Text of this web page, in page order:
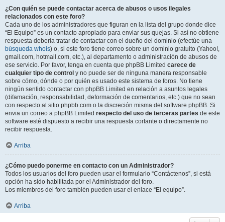
¿Con quién se puede contactar acerca de abusos o usos ilegales
relacionados con este foro?
Cada uno de los administradores que figuran en la lista del grupo donde dice
“El Equipo” es un contacto apropiado para enviar sus quejas. Si así no obtiene
respuesta debería tratar de contactar con el dueño del dominio (efectúe una
búsqueda whois) o, si este foro tiene correo sobre un dominio gratuito (Yahoo!,
gmail.com, hotmail.com, etc.), al departamento o administración de abusos de
ese servicio. Por favor, tenga en cuenta que phpBB Limited carece de
cualquier tipo de control y no puede ser de ninguna manera responsable
sobre cómo, dónde o por quién es usado este sistema de foros. No tiene
ningún sentido contactar con phpBB Limited en relación a asuntos legales
(difamación, responsabilidad, deformación de comentarios, etc.) que no sean
con respecto al sitio phpbb.com o la discreción misma del software phpBB. Si
envia un correo a phpBB Limited respecto del uso de terceras partes de este
software esté dispuesto a recibir una respuesta cortante o directamente no
recibir respuesta.
Arriba
¿Cómo puedo ponerme en contacto con un Administrador?
Todos los usuarios del foro pueden usar el formulario “Contáctenos”, si está
opción ha sido habilitada por el Administrador del foro.
Los miembros del foro también pueden usar el enlace “El equipo”.
Arriba